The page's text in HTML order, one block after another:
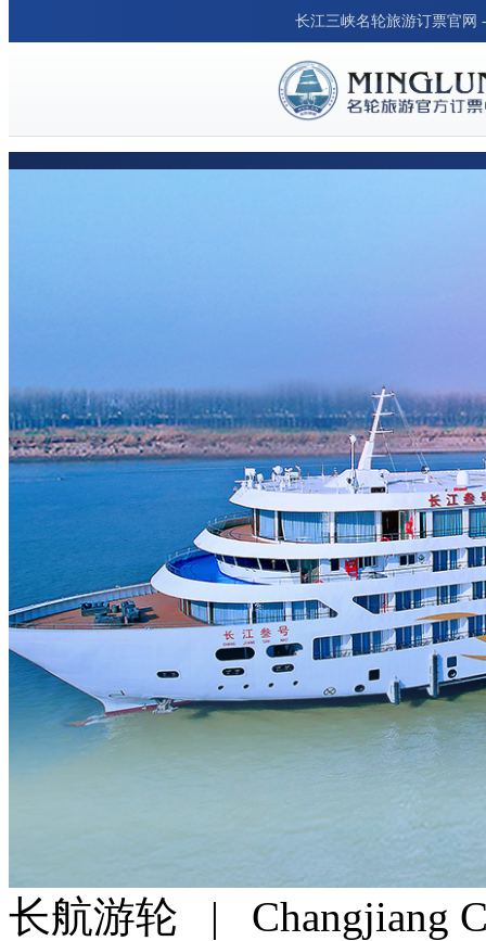
长江三峡名轮旅游订票官网
长航游轮 | Changjiang